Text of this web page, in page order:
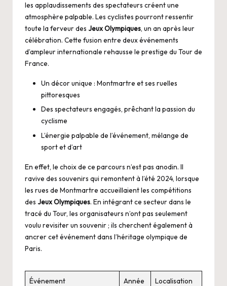
les applaudissements des spectateurs créent une
atmosphère palpable. Les cyclistes pourront ressentir
toute la ferveur des Jeux Olympiques, un an après leur
célébration. Cette fusion entre deux événements
d’ampleur internationale rehausse le prestige du Tour de
France.
Un décor unique : Montmartre et ses ruelles
pittoresques
Des spectateurs engagés, prêchant la passion du
cyclisme
L’énergie palpable de l’événement, mélange de
sport et d’art
En effet, le choix de ce parcours n’est pas anodin. Il
ravive des souvenirs qui remontent à l’été 2024, lorsque
les rues de Montmartre accueillaient les compétitions
des Jeux Olympiques. En intégrant ce secteur dans le
tracé du Tour, les organisateurs n’ont pas seulement
voulu revisiter un souvenir ; ils cherchent également à
ancrer cet événement dans l’héritage olympique de
Paris.
Événement Année Localisation